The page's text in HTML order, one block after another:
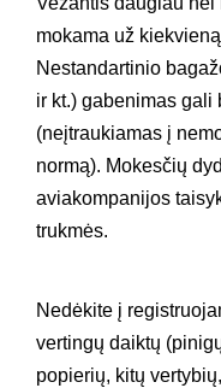
mokama už
Nestandartinio
ir kt.) gabenimas gali
(neįtraukiamas į
normą). Mokesčių
aviakompanijos
trukmės.
Nedėkite į
vertingų daiktų
popierių, kitų